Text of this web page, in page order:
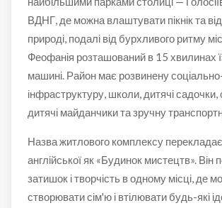
ВДНГ, де можна влаштувати пікнік та
природі, подалі від бурхливого ритму
Феофанія розташований в 15 хвилинах
машині. Район має розвинену
інфраструктуру, школи, дитячі садочки,
дитячі майданчики та зручну
Назва житлового комплексу
англійської як «Будинок мистецтв». Він
затишок і творчість в одному місці, де
створювати сім'ю і втілювати будь-які